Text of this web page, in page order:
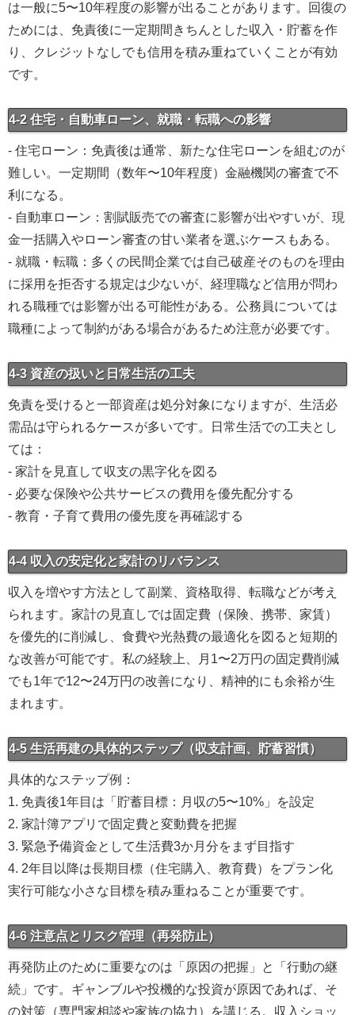
は一般に5〜10年程度の影響が出ることがあります。回復の
ためには、免責後に一定期間きちんとした収入・貯蓄を作
り、クレジットなしでも信用を積み重ねていくことが有効
です。
4-2 住宅・自動車ローン、就職・転職への影響
- 住宅ローン：免責後は通常、新たな住宅ローンを組むのが
難しい。一定期間（数年〜10年程度）金融機関の審査で不
利になる。
- 自動車ローン：割賦販売での審査に影響が出やすいが、現
金一括購入やローン審査の甘い業者を選ぶケースもある。
- 就職・転職：多くの民間企業では自己破産そのものを理由
に採用を拒否する規定は少ないが、経理職など信用が問わ
れる職種では影響が出る可能性がある。公務員については
職種によって制約がある場合があるため注意が必要です。
4-3 資産の扱いと日常生活の工夫
免責を受けると一部資産は処分対象になりますが、生活必
需品は守られるケースが多いです。日常生活での工夫とし
ては：
- 家計を見直して収支の黒字化を図る
- 必要な保険や公共サービスの費用を優先配分する
- 教育・子育て費用の優先度を再確認する
4-4 収入の安定化と家計のリバランス
収入を増やす方法として副業、資格取得、転職などが考え
られます。家計の見直しでは固定費（保険、携帯、家賃）
を優先的に削減し、食費や光熱費の最適化を図ると短期的
な改善が可能です。私の経験上、月1〜2万円の固定費削減
でも1年で12〜24万円の改善になり、精神的にも余裕が生
まれます。
4-5 生活再建の具体的ステップ（収支計画、貯蓄習慣）
具体的なステップ例：
1. 免責後1年目は「貯蓄目標：月収の5〜10%」を設定
2. 家計簿アプリで固定費と変動費を把握
3. 緊急予備資金として生活費3か月分をまず目指す
4. 2年目以降は長期目標（住宅購入、教育費）をプラン化
実行可能な小さな目標を積み重ねることが重要です。
4-6 注意点とリスク管理（再発防止）
再発防止のために重要なのは「原因の把握」と「行動の継
続」です。ギャンブルや投機的な投資が原因であれば、そ
の対策（専門家相談や家族の協力）を講じる。収入ショッ